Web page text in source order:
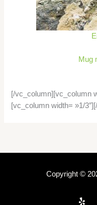
Mug
[/vc_column][vc_column
[vc_column width= »1/
Copyright ©